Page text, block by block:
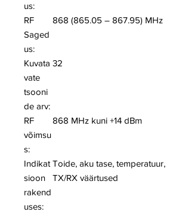
us:
RF
Saged
us:
868 (865.05 – 867.95) MHz
Kuvata
vate
tsooni
de arv:
32
RF
võimsu
s:
868 MHz kuni +14 dBm
Indikat
sioon
rakend
uses:
Toide, aku tase, temperatuur,
TX/RX väärtused